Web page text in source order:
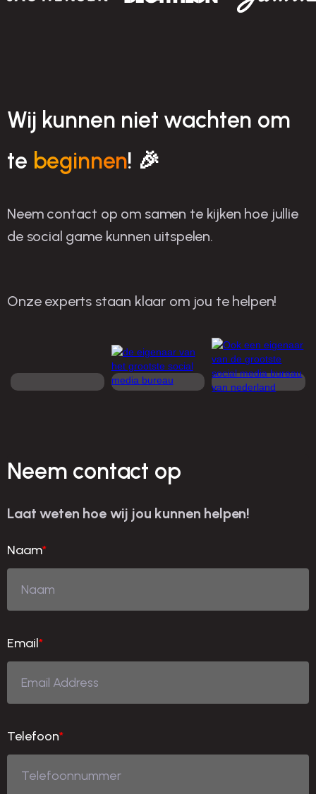
Wij kunnen niet wachten om
te beginnen! 🎉
Neem contact op om samen te kijken hoe jullie
de social game kunnen uitspelen.
Onze experts staan klaar om jou te helpen!
Neem contact op
Laat weten hoe wij jou kunnen helpen!
Naam*
Email*
Telefoon*